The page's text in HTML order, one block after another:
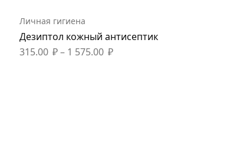
Личная гигиена
Дезиптол кожный антисептик
315.00 ₽– 1 575.00 ₽